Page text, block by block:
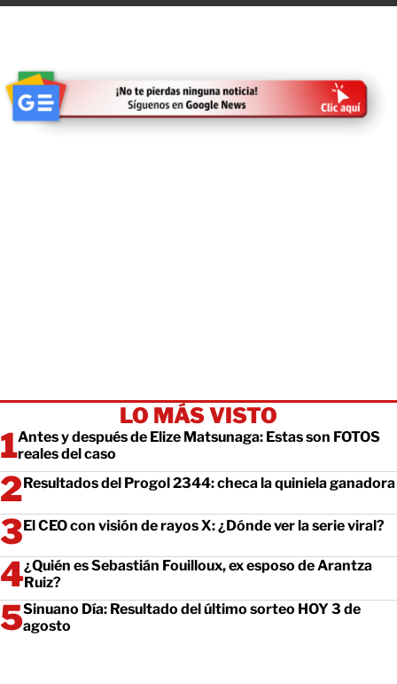
LO MÁS VISTO
Antes y después de Elize Matsunaga: Estas son FOTOS
reales del caso
Resultados del Progol 2344: checa la quiniela ganadora
El CEO con visión de rayos X: ¿Dónde ver la serie viral?
¿Quién es Sebastián Fouilloux, ex esposo de Arantza
Ruiz?
Sinuano Día: Resultado del último sorteo HOY 3 de
agosto